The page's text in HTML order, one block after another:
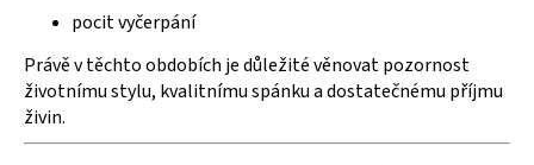
pocit vyčerpání
Právě v těchto obdobích je důležité věnovat pozornost
životnímu stylu, kvalitnímu spánku a dostatečnému příjmu
živin.